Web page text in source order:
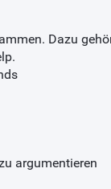
Dazu
argumentieren